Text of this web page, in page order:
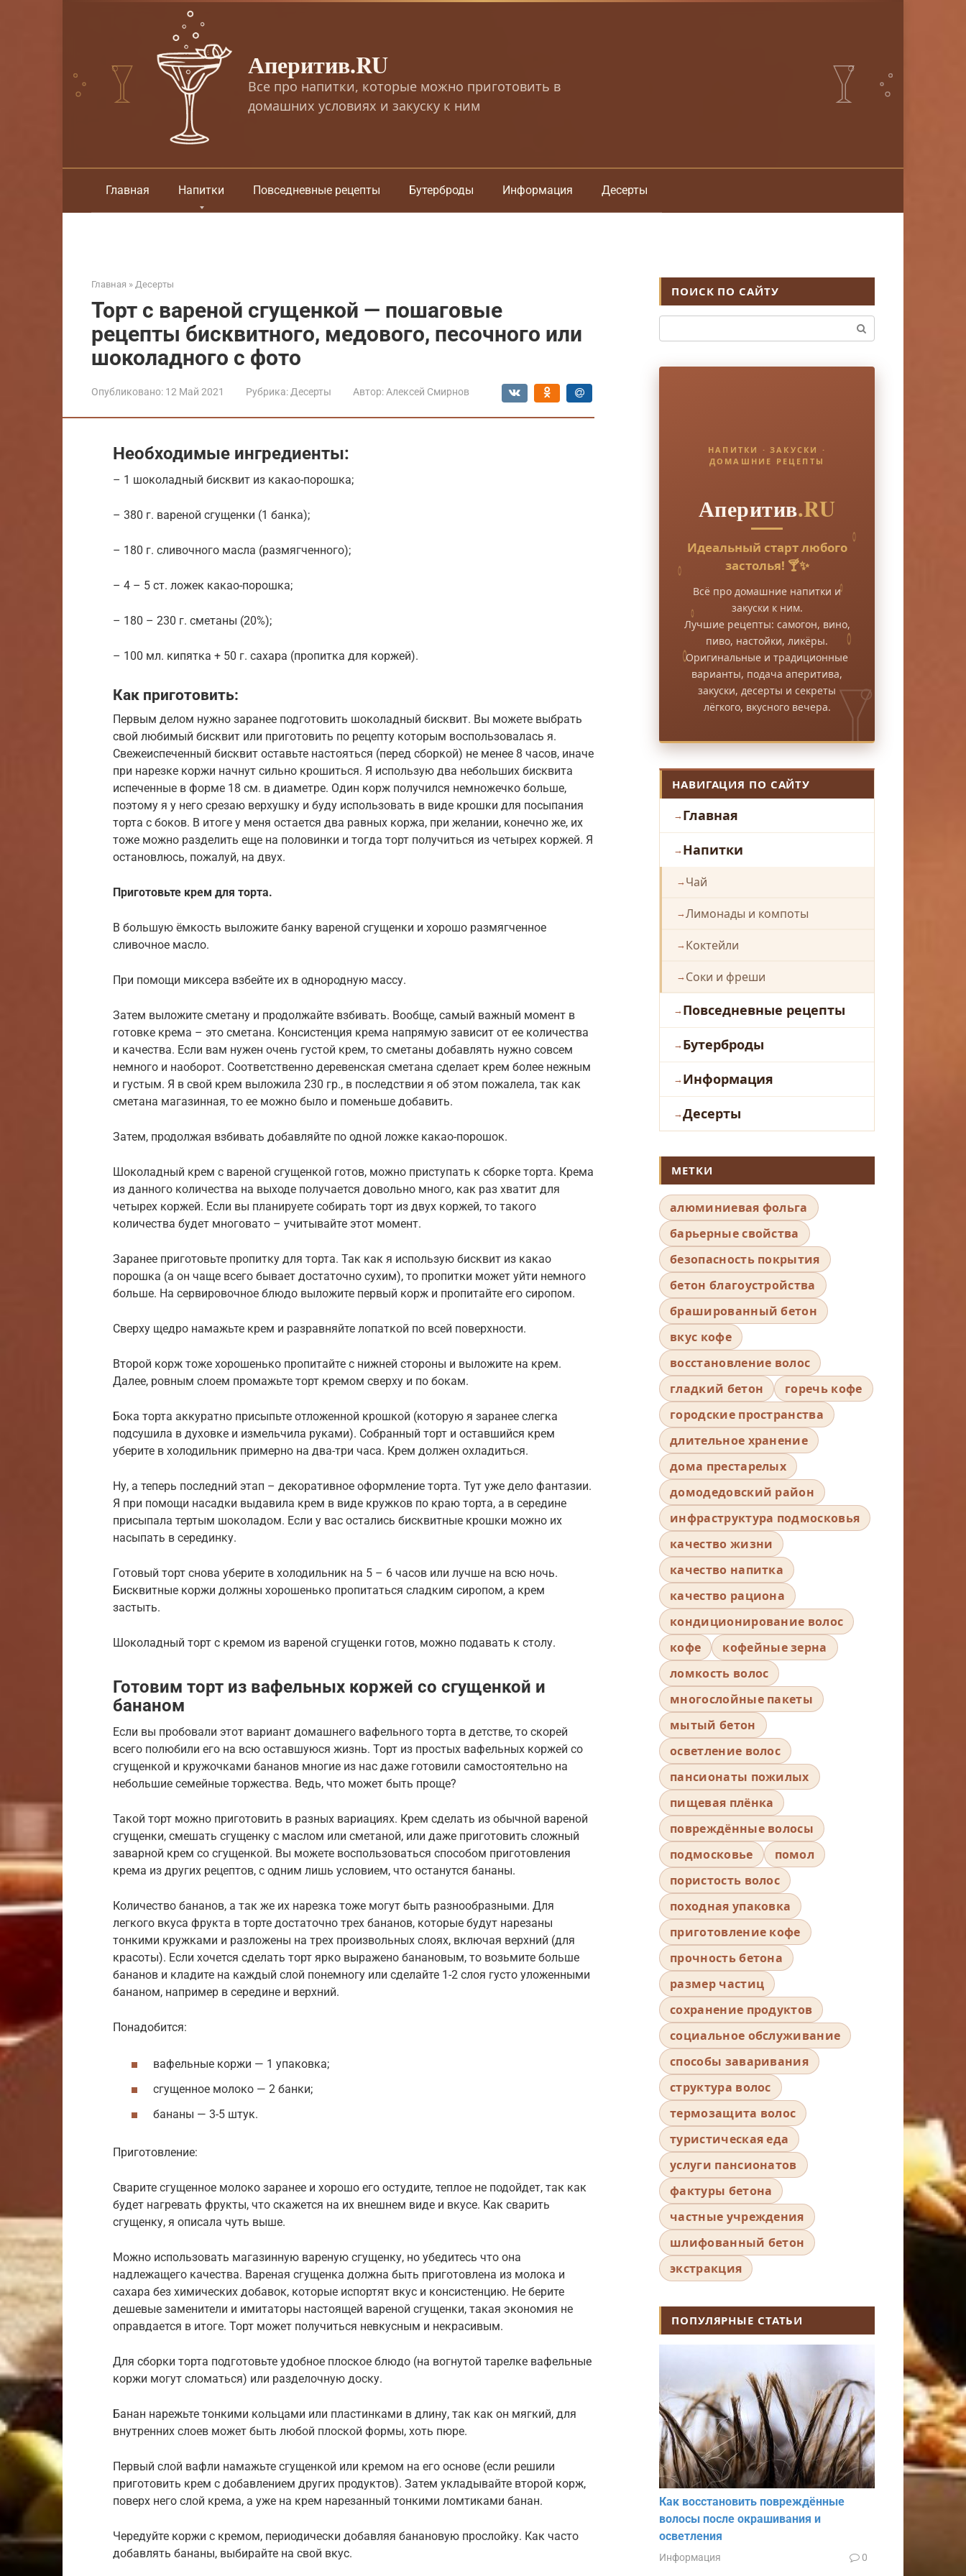
Аперитив.RU
Все про напитки, которые можно приготовить в
домашних условиях и закуску к ним
Главная Напитки Повседневные рецепты Бутерброды Информация Десерты
Главная » Десерты
Торт с вареной сгущенкой — пошаговые
рецепты бисквитного, медового, песочного или
шоколадного с фото
Опубликовано: 12 Май 2021 Рубрика: Десерты Автор: Алексей Смирнов
Необходимые ингредиенты:
– 1 шоколадный бисквит из какао-порошка;
– 380 г. вареной сгущенки (1 банка);
– 180 г. сливочного масла (размягченного);
– 4 – 5 ст. ложек какао-порошка;
– 180 – 230 г. сметаны (20%);
– 100 мл. кипятка + 50 г. сахара (пропитка для коржей).
Как приготовить:
Первым делом нужно заранее подготовить шоколадный бисквит. Вы можете выбрать
свой любимый бисквит или приготовить по рецепту которым воспользовалась я.
Свежеиспеченный бисквит оставьте настояться (перед сборкой) не менее 8 часов, иначе
при нарезке коржи начнут сильно крошиться. Я использую два небольших бисквита
испеченные в форме 18 см. в диаметре. Один корж получился немножечко больше,
поэтому я у него срезаю верхушку и буду использовать в виде крошки для посыпания
торта с боков. В итоге у меня остается два равных коржа, при желании, конечно же, их
тоже можно разделить еще на половинки и тогда торт получиться из четырех коржей. Я
остановлюсь, пожалуй, на двух.
Приготовьте крем для торта.
В большую ёмкость выложите банку вареной сгущенки и хорошо размягченное
сливочное масло.
При помощи миксера взбейте их в однородную массу.
Затем выложите сметану и продолжайте взбивать. Вообще, самый важный момент в
готовке крема – это сметана. Консистенция крема напрямую зависит от ее количества
и качества. Если вам нужен очень густой крем, то сметаны добавлять нужно совсем
немного и наоборот. Соответственно деревенская сметана сделает крем более нежным
и густым. Я в свой крем выложила 230 гр., в последствии я об этом пожалела, так как
сметана магазинная, то ее можно было и поменьше добавить.
Затем, продолжая взбивать добавляйте по одной ложке какао-порошок.
Шоколадный крем с вареной сгущенкой готов, можно приступать к сборке торта. Крема
из данного количества на выходе получается довольно много, как раз хватит для
четырех коржей. Если вы планируете собирать торт из двух коржей, то такого
количества будет многовато – учитывайте этот момент.
Заранее приготовьте пропитку для торта. Так как я использую бисквит из какао
порошка (а он чаще всего бывает достаточно сухим), то пропитки может уйти немного
больше. На сервировочное блюдо выложите первый корж и пропитайте его сиропом.
Сверху щедро намажьте крем и разравняйте лопаткой по всей поверхности.
Второй корж тоже хорошенько пропитайте с нижней стороны и выложите на крем.
Далее, ровным слоем промажьте торт кремом сверху и по бокам.
Бока торта аккуратно присыпьте отложенной крошкой (которую я заранее слегка
подсушила в духовке и измельчила руками). Собранный торт и оставшийся крем
уберите в холодильник примерно на два-три часа. Крем должен охладиться.
Ну, а теперь последний этап – декоративное оформление торта. Тут уже дело фантазии.
Я при помощи насадки выдавила крем в виде кружков по краю торта, а в середине
присыпала тертым шоколадом. Если у вас остались бисквитные крошки можно их
насыпать в серединку.
Готовый торт снова уберите в холодильник на 5 – 6 часов или лучше на всю ночь.
Бисквитные коржи должны хорошенько пропитаться сладким сиропом, а крем
застыть.
Шоколадный торт с кремом из вареной сгущенки готов, можно подавать к столу.
Готовим торт из вафельных коржей со сгущенкой и
бананом
Если вы пробовали этот вариант домашнего вафельного торта в детстве, то скорей
всего полюбили его на всю оставшуюся жизнь. Торт из простых вафельных коржей со
сгущенкой и кружочками бананов многие из нас даже готовили самостоятельно на
небольшие семейные торжества. Ведь, что может быть проще?
Такой торт можно приготовить в разных вариациях. Крем сделать из обычной вареной
сгущенки, смешать сгущенку с маслом или сметаной, или даже приготовить сложный
заварной крем со сгущенкой. Вы можете воспользоваться способом приготовления
крема из других рецептов, с одним лишь условием, что останутся бананы.
Количество бананов, а так же их нарезка тоже могут быть разнообразными. Для
легкого вкуса фрукта в торте достаточно трех бананов, которые будут нарезаны
тонкими кружками и разложены на трех произвольных слоях, включая верхний (для
красоты). Если хочется сделать торт ярко выражено банановым, то возьмите больше
бананов и кладите на каждый слой понемногу или сделайте 1-2 слоя густо уложенными
бананом, например в середине и верхний.
Понадобится:
вафельные коржи — 1 упаковка;
сгущенное молоко — 2 банки;
бананы — 3-5 штук.
Приготовление:
Сварите сгущенное молоко заранее и хорошо его остудите, теплое не подойдет, так как
будет нагревать фрукты, что скажется на их внешнем виде и вкусе. Как сварить
сгущенку, я описала чуть выше.
Можно использовать магазинную вареную сгущенку, но убедитесь что она
надлежащего качества. Вареная сгущенка должна быть приготовлена из молока и
сахара без химических добавок, которые испортят вкус и консистенцию. Не берите
дешевые заменители и имитаторы настоящей вареной сгущенки, такая экономия не
оправдается в итоге. Торт может получиться невкусным и некрасивым.
Для сборки торта подготовьте удобное плоское блюдо (на вогнутой тарелке вафельные
коржи могут сломаться) или разделочную доску.
Банан нарежьте тонкими кольцами или пластинками в длину, так как он мягкий, для
внутренних слоев может быть любой плоской формы, хоть пюре.
Первый слой вафли намажьте сгущенкой или кремом на его основе (если решили
приготовить крем с добавлением других продуктов). Затем укладывайте второй корж,
поверх него слой крема, а уже на крем нарезанный тонкими ломтиками банан.
Чередуйте коржи с кремом, периодически добавляя банановую прослойку. Как часто
добавлять бананы, выбирайте на свой вкус.
ПОИСК ПО САЙТУ
НАПИТКИ · ЗАКУСКИ ·
ДОМАШНИЕ РЕЦЕПТЫ
Аперитив.RU
Идеальный старт любого
застолья! 🍸✨
Всё про домашние напитки и
закуски к ним.
Лучшие рецепты: самогон, вино,
пиво, настойки, ликёры.
Оригинальные и традиционные
варианты, подача аперитива,
закуски, десерты и секреты
лёгкого, вкусного вечера.
НАВИГАЦИЯ ПО САЙТУ
Главная
Напитки
Чай
Лимонады и компоты
Коктейли
Соки и фреши
Повседневные рецепты
Бутерброды
Информация
Десерты
МЕТКИ
алюминиевая фольга
барьерные свойства
безопасность покрытия
бетон благоустройства
брашированный бетон
вкус кофе
восстановление волос
гладкий бетон
горечь кофе
городские пространства
длительное хранение
дома престарелых
домодедовский район
инфраструктура подмосковья
качество жизни
качество напитка
качество рациона
кондиционирование волос
кофе
кофейные зерна
ломкость волос
многослойные пакеты
мытый бетон
осветление волос
пансионаты пожилых
пищевая плёнка
повреждённые волосы
подмосковье
помол
пористость волос
походная упаковка
приготовление кофе
прочность бетона
размер частиц
сохранение продуктов
социальное обслуживание
способы заваривания
структура волос
термозащита волос
туристическая еда
услуги пансионатов
фактуры бетона
частные учреждения
шлифованный бетон
экстракция
ПОПУЛЯРНЫЕ СТАТЬИ
Как восстановить повреждённые
волосы после окрашивания и
осветления
Информация 0